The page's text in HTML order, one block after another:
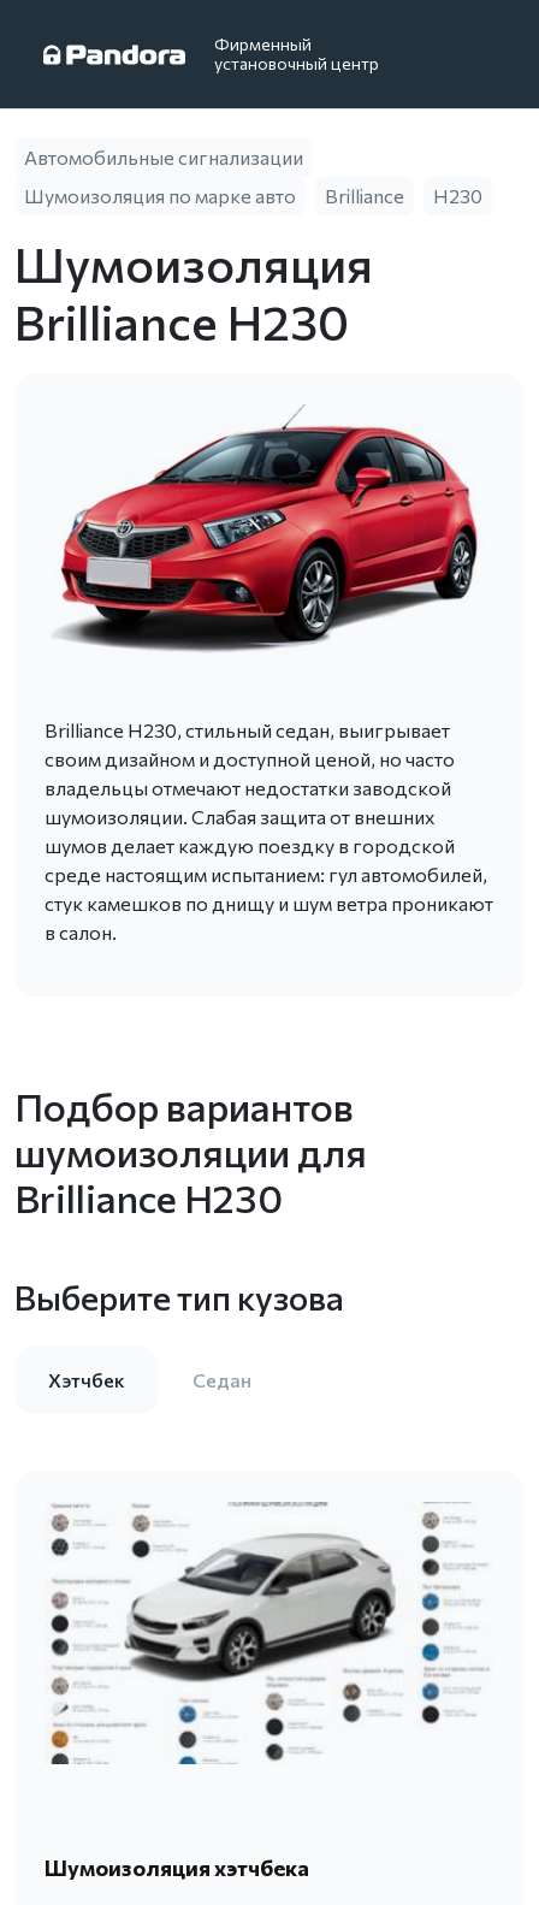
Фирменный
установочный центр
Автомобильные сигнализации
Шумоизоляция по марке авто
Brilliance H230
Шумоизоляция
Brilliance H230
Brilliance H230, стильный седан, выигрывает
своим дизайном и доступной ценой, но часто
владельцы отмечают недостатки заводской
шумоизоляции. Слабая защита от внешних
шумов делает каждую поездку в городской
среде настоящим испытанием: гул автомобилей,
стук камешков по днищу и шум ветра проникают
в салон.
Подбор вариантов
шумоизоляции для
Brilliance H230
Выберите тип кузова
Хэтчбек Седан
Шумоизоляция хэтчбека